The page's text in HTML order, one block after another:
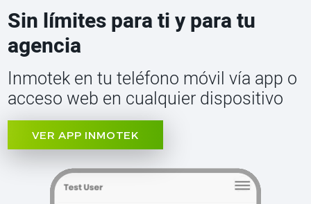
Sin límites para ti y para tu
agencia
Inmotek en tu teléfono móvil vía app o
acceso web en cualquier dispositivo
VER APP INMOTEK